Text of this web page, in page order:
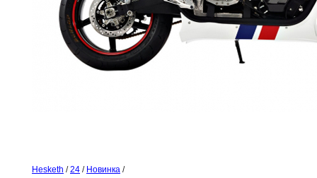
Hesketh /24 / Новинка /